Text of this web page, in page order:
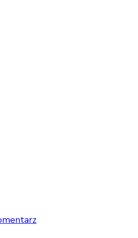
recenzja